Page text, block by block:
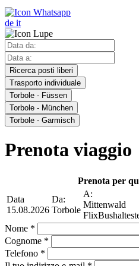
de it
Ricerca posti liberi
Trasporto individuale
Torbole - Füssen
Torbole - München
Torbole - Garmisch
Prenota viaggio
Prenota per
Data
15.08.2026
Da:
Torbole
A:
Mittenwald
Nome *
Cognome *
Telefono *